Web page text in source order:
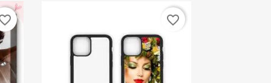
favorite_border